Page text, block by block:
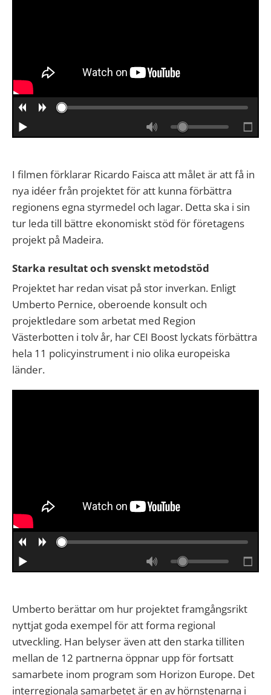
I filmen förklarar Ricardo Faisca att målet är att få in
nya idéer från projektet för att kunna förbättra
regionens egna styrmedel och lagar. Detta ska i sin
tur leda till bättre ekonomiskt stöd för företagens
projekt på Madeira.
Starka resultat och svenskt metodstöd
Projektet har redan visat på stor inverkan. Enligt
Umberto Pernice, oberoende konsult och
projektledare som arbetat med Region
Västerbotten i tolv år, har CEI Boost lyckats förbättra
hela 11 policyinstrument i nio olika europeiska
länder.
Umberto berättar om hur projektet framgångsrikt
nyttjat goda exempel för att forma regional
utveckling. Han belyser även att den starka tilliten
mellan de 12 partnerna öppnar upp för fortsatt
samarbete inom program som Horizon Europe. Det
interregionala samarbetet är en av hörnstenarna i